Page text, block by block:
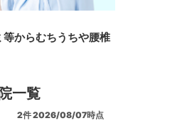
からむちうちや腰椎
一覧
2件2026/08/07時点